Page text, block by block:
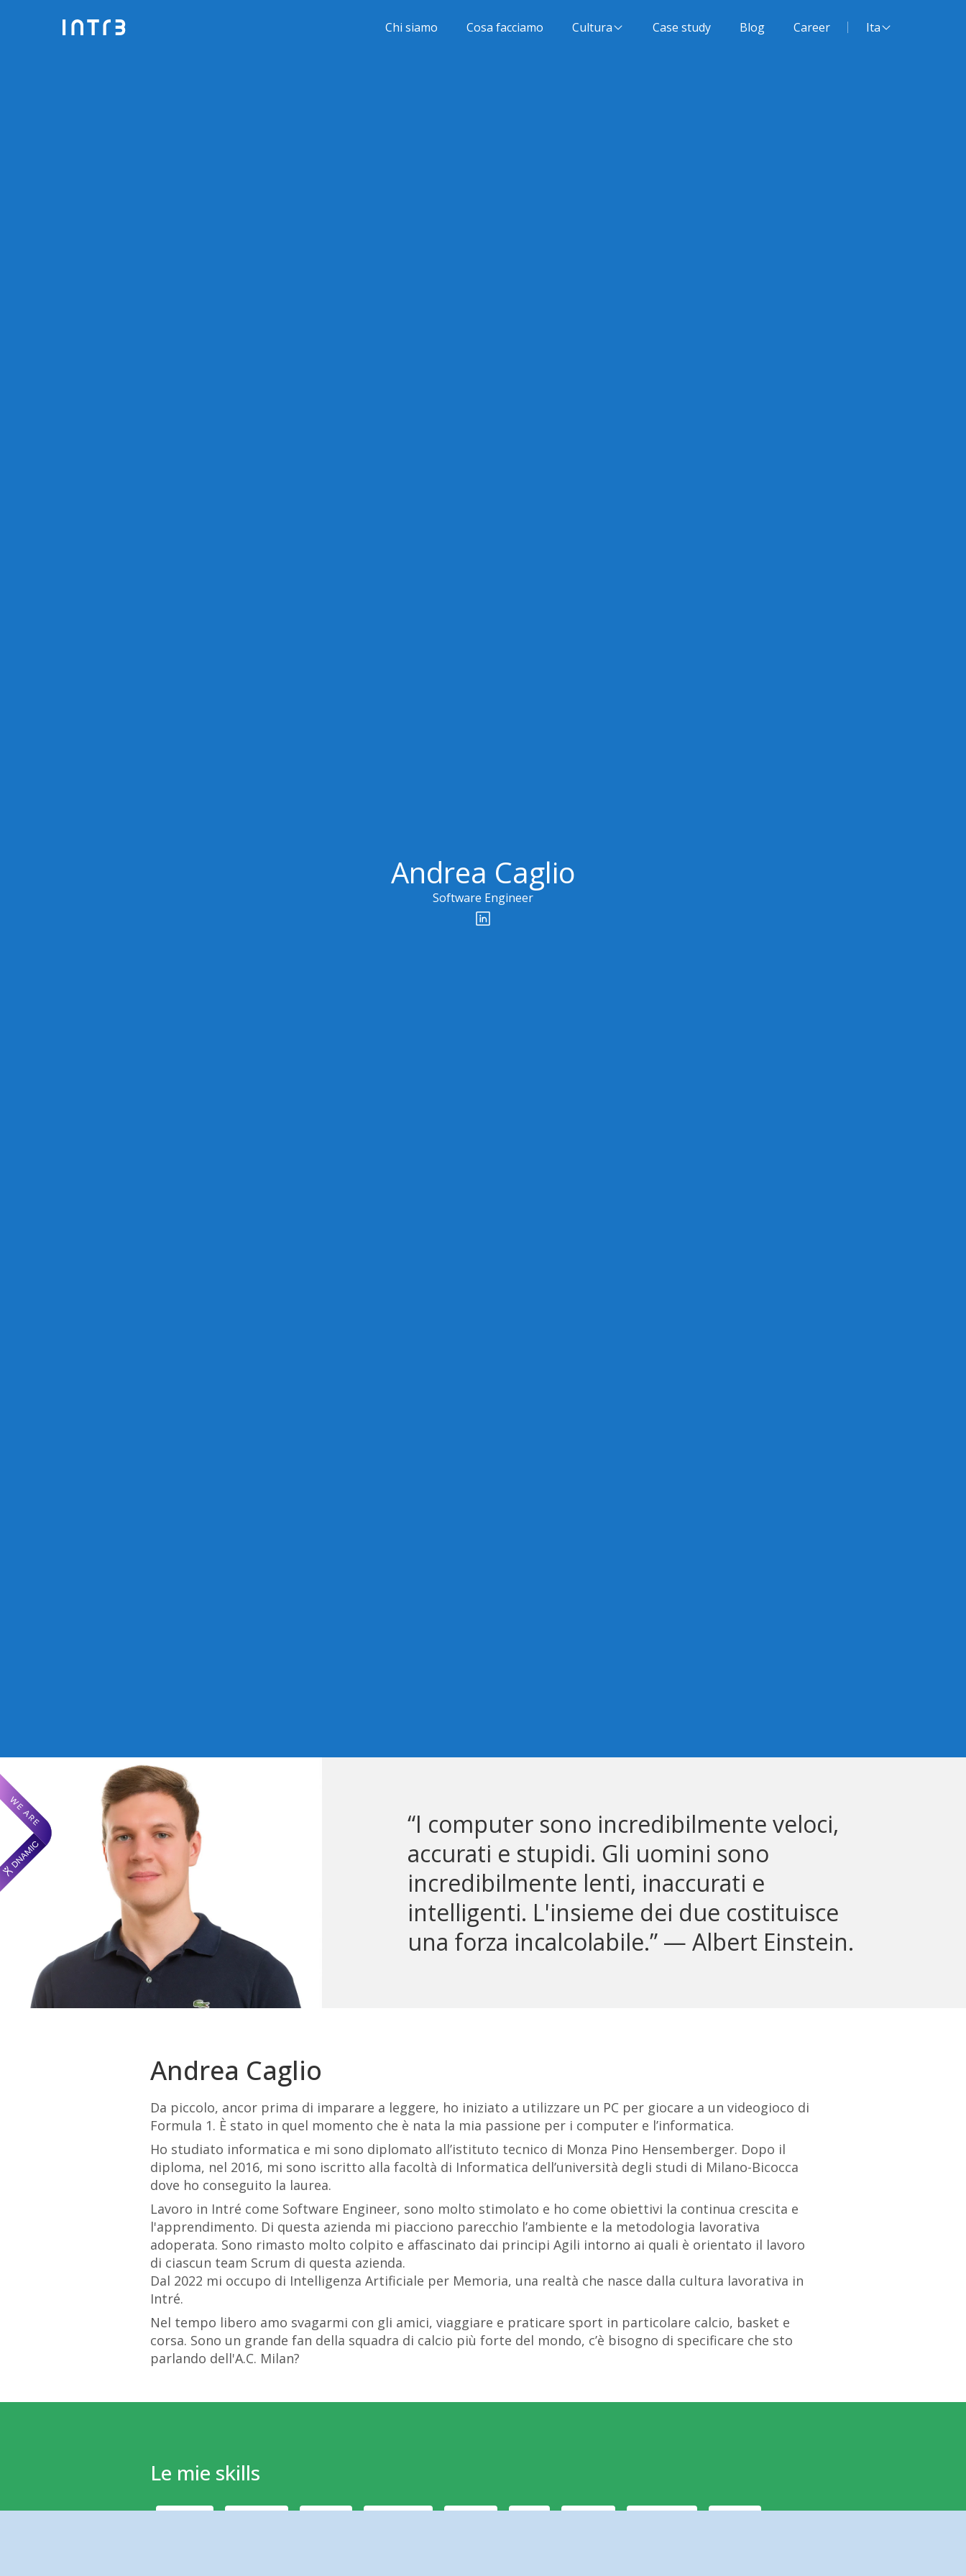
Chi siamo Cosa facciamo Cultura Case study Blog Career Lingua del sito:
Ita
Andrea Caglio
Software Engineer
Profili social network
“I computer sono incredibilmente veloci,
accurati e stupidi. Gli uomini sono
incredibilmente lenti, inaccurati e
intelligenti. L'insieme dei due costituisce
una forza incalcolabile.” — Albert Einstein.
Andrea Caglio
Da piccolo, ancor prima di imparare a leggere, ho iniziato a utilizzare un PC per giocare a un videogioco di
Formula 1. È stato in quel momento che è nata la mia passione per i computer e l’informatica.
Ho studiato informatica e mi sono diplomato all’istituto tecnico di Monza Pino Hensemberger. Dopo il
diploma, nel 2016, mi sono iscritto alla facoltà di Informatica dell’università degli studi di Milano-Bicocca
dove ho conseguito la laurea.
Lavoro in Intré come Software Engineer, sono molto stimolato e ho come obiettivi la continua crescita e
l'apprendimento. Di questa azienda mi piacciono parecchio l’ambiente e la metodologia lavorativa
adoperata. Sono rimasto molto colpito e affascinato dai principi Agili intorno ai quali è orientato il lavoro
di ciascun team Scrum di questa azienda.
Dal 2022 mi occupo di Intelligenza Artificiale per Memoria, una realtà che nasce dalla cultura lavorativa in
Intré.
Nel tempo libero amo svagarmi con gli amici, viaggiare e praticare sport in particolare calcio, basket e
corsa. Sono un grande fan della squadra di calcio più forte del mondo, c’è bisogno di specificare che sto
parlando dell'A.C. Milan?
Le mie skills